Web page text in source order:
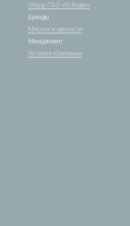
Обзор ПАО «М.Видео»
Бренды
Миссия и ценности
Менеджмент
История Компании